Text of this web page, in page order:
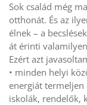
Sok család még
otthonát. És az
élnek – a
át érinti
Ezért azt
• minden helyi
energiát
iskolák, rendelők,